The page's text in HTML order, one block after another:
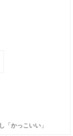
「かっこいい」